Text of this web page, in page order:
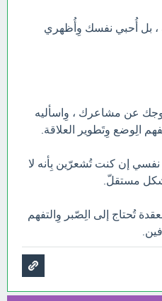
، بل أُحبي نفسك وِأُظهري
عن مشاعرك ، وِاسأليه
الِوضع وِتَطوير العلاقة.
إن كنت تُشعرّين بِأنه لا
مستقلّ.
تُحتاج إلى الِصّبر وِالتفهم